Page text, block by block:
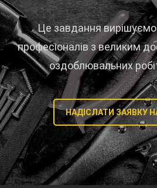
Це завдання
професіоналів з великим
оздоблювальних
НАДІСЛАТИ ЗАЯВКУ